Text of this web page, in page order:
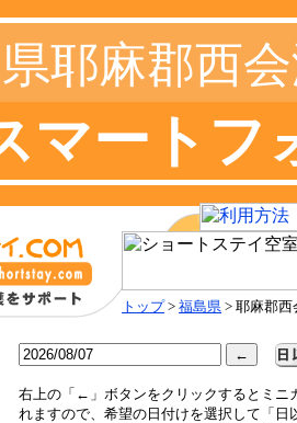
耶麻郡西
マートフ
トップ> 福島県 > 耶麻郡西
右 上の「←」ボタンをクリックするとミニ
れますので、希望の日付けを選択して「日